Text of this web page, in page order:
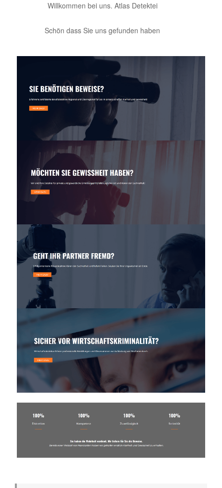
Willkommen bei uns. Atlas Detektei
Schön dass Sie uns gefunden haben